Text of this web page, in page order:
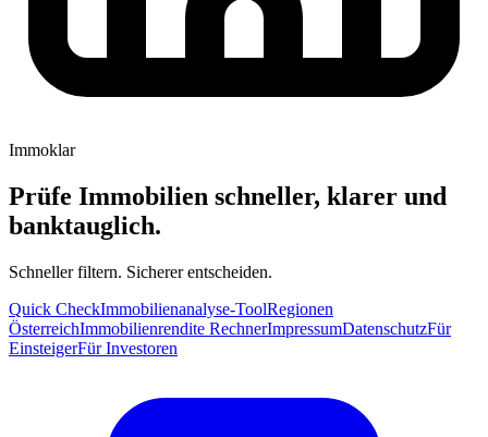
Immoklar
Prüfe Immobilien schneller, klarer und
banktauglich.
Schneller filtern. Sicherer entscheiden.
Quick CheckImmobilienanalyse-ToolRegionen
ÖsterreichImmobilienrendite RechnerImpressumDatenschutzFür
EinsteigerFür Investoren